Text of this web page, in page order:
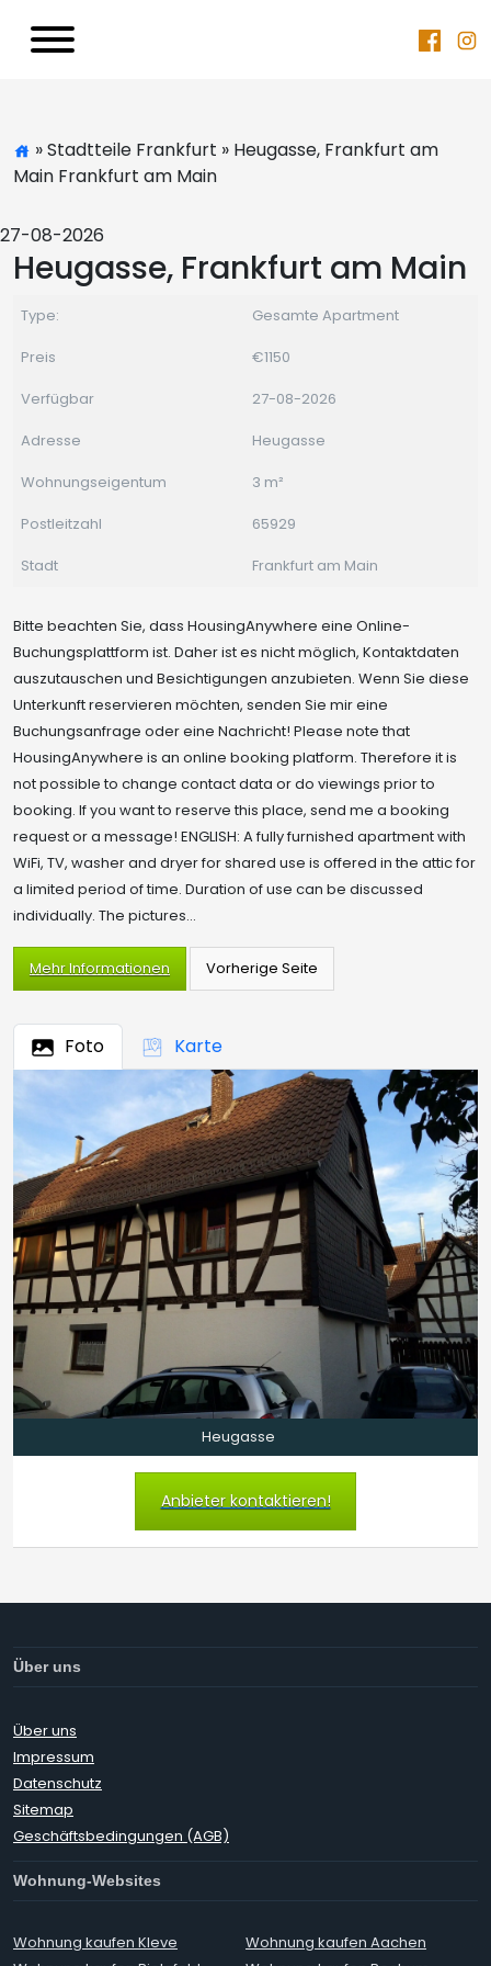
» Stadtteile Frankfurt » Heugasse, Frankfurt am
Main Frankfurt am Main
27-08-2026
Heugasse, Frankfurt am Main
Type:
Gesamte Apartment
Preis
€1150
Verfügbar
27-08-2026
Adresse
Heugasse
Wohnungseigentum
3 m²
Postleitzahl
65929
Stadt
Frankfurt am Main
Bitte beachten Sie, dass HousingAnywhere eine Online-
Buchungsplattform ist. Daher ist es nicht möglich, Kontaktdaten
auszutauschen und Besichtigungen anzubieten. Wenn Sie diese
Unterkunft reservieren möchten, senden Sie mir eine
Buchungsanfrage oder eine Nachricht! Please note that
HousingAnywhere is an online booking platform. Therefore it is
not possible to change contact data or do viewings prior to
booking. If you want to reserve this place, send me a booking
request or a message! ENGLISH: A fully furnished apartment with
WiFi, TV, washer and dryer for shared use is offered in the attic for
a limited period of time. Duration of use can be discussed
individually. The pictures...
Mehr Informationen
Foto Karte
Heugasse
Anbieter kontaktieren!
Über uns
Über uns
Impressum
Datenschutz
Sitemap
Geschäftsbedingungen (AGB)
Wohnung-Websites
Wohnung kaufen Kleve
Wohnung kaufen Aachen